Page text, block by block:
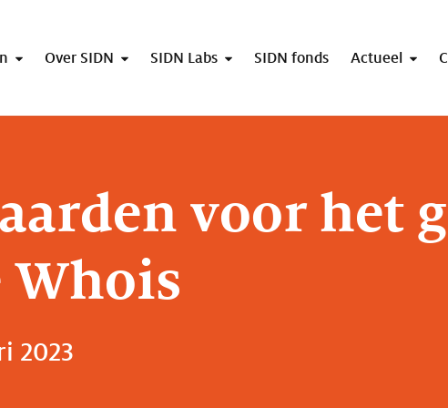
Over SIDN SIDN Labs SIDN fonds Actueel
voor het
Whois
2023